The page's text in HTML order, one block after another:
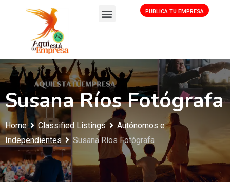
PUBLICA TU EMPRESA
Susana Ríos Fotógrafa
Home Classified Listings
Autónomos e
Independientes
Susana Ríos Fotógrafa